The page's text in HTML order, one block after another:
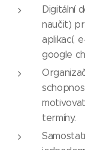
Digitální
naučit)
aplikací,
google
termíny.